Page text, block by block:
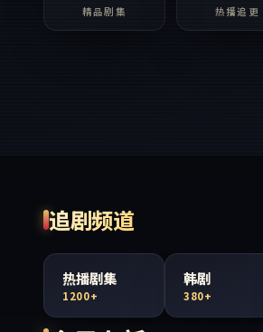
精品剧集 热播追更
追剧频道
热播剧集
1200+
韩剧
380+